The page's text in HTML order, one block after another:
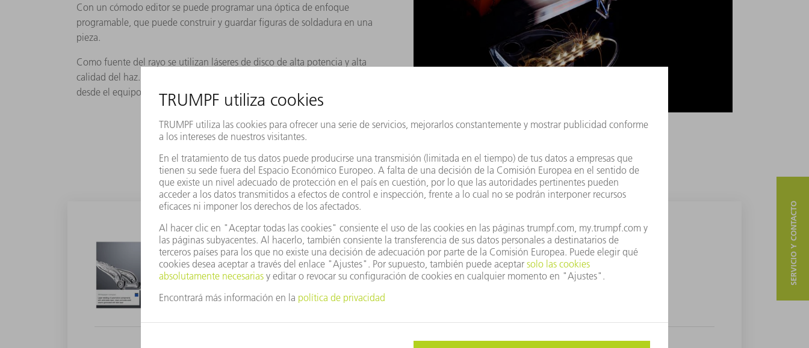
Con un cómodo editor se puede programar una óptica de enfoque
programable, que puede construir y guardar figuras de soldadura en una
pieza.
Como fuente del rayo se utilizan láseres de disco de alta potencia y alta
calidad del haz. Uno o varios cables de fibra óptica flexibles guían la luz láser
desde el equipo láser hasta las estaciones de mecanizado.
Documento informativo
PDF - 772 KB
Soldadura por láser de piezas de automóvil con láser de estado sólido
Descubra cómo el láser de disco proporciona cordones de soldadura limpios y anchos en este caso de aplicación. SERVICIO Y CONTACTO